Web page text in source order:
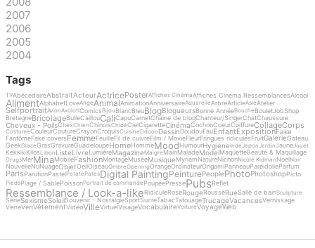
2007
2006
2005
2004
Tags
TVAbécédaireAbstraitActeurActricePosterAffiches CinémaAffiches Cinéma RessemblancesAlcool
AlimentAlphabetLoveAnge AnimalAnimationAnniversaireAquarelleArbreArticleAsieAtelier
SelfportraitAvionAxolotlComicsBijou BlancBleuBlogBlogueursBonne AnnéeBouche BouletJobShop
BretagneBricolageBulleCaillouCaliCapuCarnetChaine de blogChanteur/SingerChatChaussure
Cheveux - PoilsChexChienChinoisChloéCielCigaretteCinémaCochonCoeurCoiffureCollageCorps
CostumeCouleurCoutureCrayonCroquisCuisineDdoooDessinDoudouEauEnfantExpositionFake
FantômeFake coversFemmeFeuilleFil de cuivreFilm / MovieFleurFringues ridiculesFruitGalerieGateau
GeekGlaceGrasGravureGuadeloupeHomeHommeMoodHumourHygièneInde Japon JardinJaune Jouet
KekKikiKilosLibon ListeLivreLumièreMagazineMaigre MainMaladeModelMaquetteBeauté & Maquillage
DrugsMerMinaMobileFashionMontageMuséeMusiqueMyriamNatureNichonNicole Kidman NoëlNoir
NouvelleNuNuageObjetOeilOiseauOmbreOpeningOrangeOrdinateurOrigamiPanneauParéidolieParfum
ParisParutionPastelPatatePatesDigital PaintingPeinturePeoplePhotoPhotoshopPicto
PiedsPlage / SablePoissonPortrait de commande PoupéePressePubsReflet
Ressemblance / Look-a-likeRidiculeRoseRougeRousseRueSalle de bainSculpture
SérieSexismeSoleilSouvenir - NostalgieSportSucreTabacTatouageTrucageVacancesVernissage
VerreVertVêtementVidéoVilleVirtuelVisageVocabulaireVoitureVoyageWeb